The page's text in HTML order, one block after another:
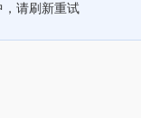
，请刷新重试